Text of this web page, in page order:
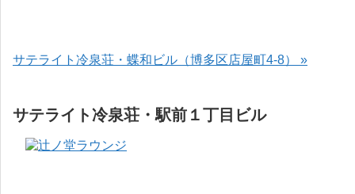
サテライト冷泉荘・蝶和ビル（博多区店屋町4-8） »
サテライト冷泉荘・駅前１丁目ビル